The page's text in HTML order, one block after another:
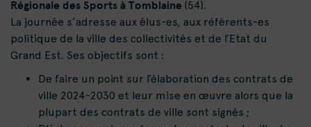
Régionale des Sports à Tomblaine (54).
La journée s’adresse aux élus-es, aux référents-es
politique de la ville des collectivités et de l’Etat du
Grand Est. Ses objectifs sont :
De faire un point sur l’élaboration des contrats de
ville 2024-2030 et leur mise en œuvre alors que la
plupart des contrats de ville sont signés ;